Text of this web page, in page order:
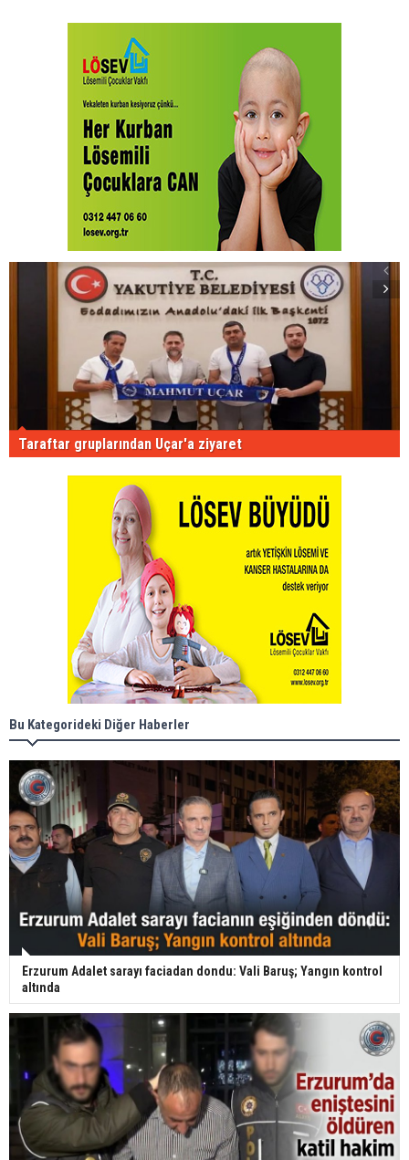
Taraftar gruplarından Uçar'a ziyaret
Bu Kategorideki Diğer Haberler
Erzurum Adalet sarayı faciadan dondu: Vali Baruş; Yangın kontrol
altında